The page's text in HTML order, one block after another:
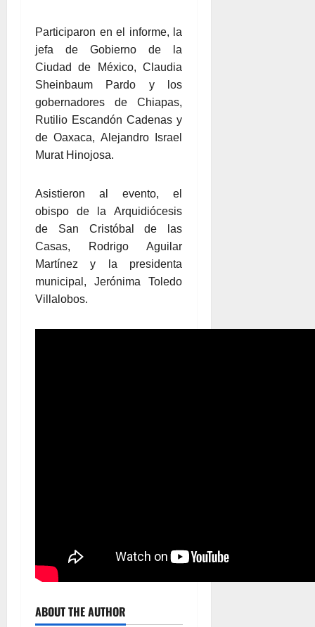
Participaron en el informe, la
jefa de Gobierno de la
Ciudad de México, Claudia
Sheinbaum Pardo y los
gobernadores de Chiapas,
Rutilio Escandón Cadenas y
de Oaxaca, Alejandro Israel
Murat Hinojosa.
Asistieron al evento, el
obispo de la Arquidiócesis
de San Cristóbal de las
Casas, Rodrigo Aguilar
Martínez y la presidenta
municipal, Jerónima Toledo
Villalobos.
ABOUT THE AUTHOR